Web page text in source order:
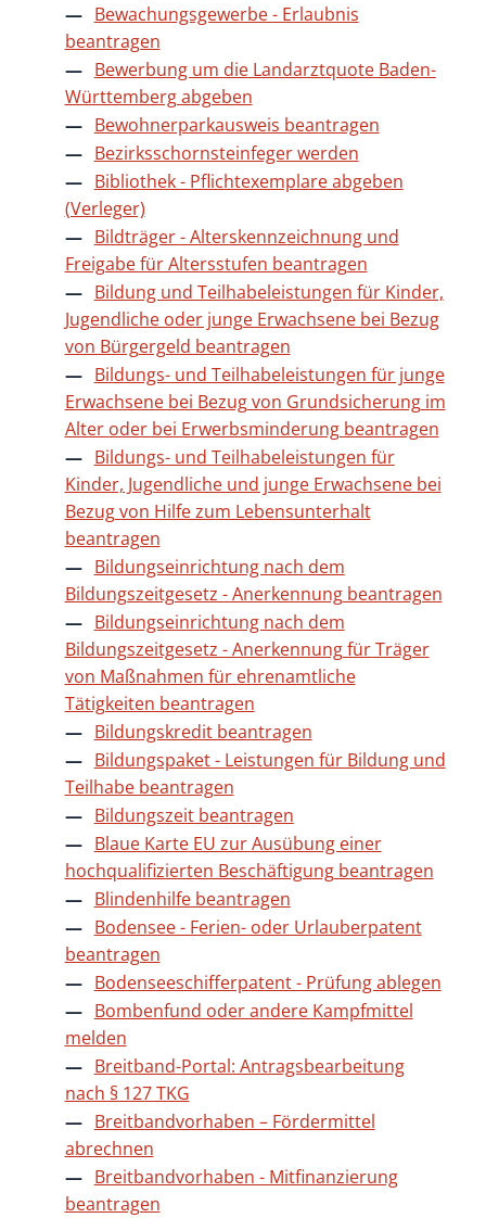
Bewachungsgewerbe - Erlaubnis
beantragen
Bewerbung um die Landarztquote Baden-
Württemberg abgeben
Bewohnerparkausweis beantragen
Bezirksschornsteinfeger werden
Bibliothek - Pflichtexemplare abgeben
(Verleger)
Bildträger - Alterskennzeichnung und
Freigabe für Altersstufen beantragen
Bildung und Teilhabeleistungen für Kinder,
Jugendliche oder junge Erwachsene bei Bezug
von Bürgergeld beantragen
Bildungs- und Teilhabeleistungen für junge
Erwachsene bei Bezug von Grundsicherung im
Alter oder bei Erwerbsminderung beantragen
Bildungs- und Teilhabeleistungen für
Kinder, Jugendliche und junge Erwachsene bei
Bezug von Hilfe zum Lebensunterhalt
beantragen
Bildungseinrichtung nach dem
Bildungszeitgesetz - Anerkennung beantragen
Bildungseinrichtung nach dem
Bildungszeitgesetz - Anerkennung für Träger
von Maßnahmen für ehrenamtliche
Tätigkeiten beantragen
Bildungskredit beantragen
Bildungspaket - Leistungen für Bildung und
Teilhabe beantragen
Bildungszeit beantragen
Blaue Karte EU zur Ausübung einer
hochqualifizierten Beschäftigung beantragen
Blindenhilfe beantragen
Bodensee - Ferien- oder Urlauberpatent
beantragen
Bodenseeschifferpatent - Prüfung ablegen
Bombenfund oder andere Kampfmittel
melden
Breitband-Portal: Antragsbearbeitung
nach § 127 TKG
Breitbandvorhaben – Fördermittel
abrechnen
Breitbandvorhaben - Mitfinanzierung
beantragen